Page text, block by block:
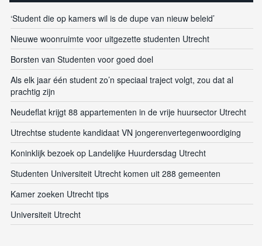
‘Student die op kamers wil is de dupe van nieuw beleid’
Nieuwe woonruimte voor uitgezette studenten Utrecht
Borsten van Studenten voor goed doel
Als elk jaar één student zo’n speciaal traject volgt, zou dat al
prachtig zijn
Neudeflat krijgt 88 appartementen in de vrije huursector Utrecht
Utrechtse studente kandidaat VN jongerenvertegenwoordiging
Koninklijk bezoek op Landelijke Huurdersdag Utrecht
Studenten Universiteit Utrecht komen uit 288 gemeenten
Kamer zoeken Utrecht tips
Universiteit Utrecht